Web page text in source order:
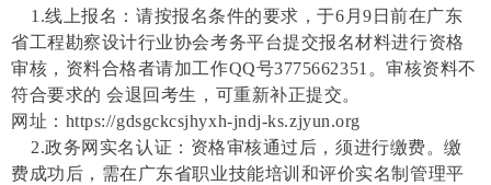
1.线上报名：请按报名条件的要求，于6月9日前在广东
省工程勘察设计行业协会考务平台提交报名材料进行资格
审核，资料合格者请加工作QQ号3775662351。审核资料不
符合要求的 会退回考生，可重新补正提交。
网址： https://gdsgckcsjhyxh-jndj-ks.zjyun.org
2.政务网实名认证：资格审核通过后，须进行缴费。缴
费成功后，需在广东省职业技能培训和评价实名制管理平